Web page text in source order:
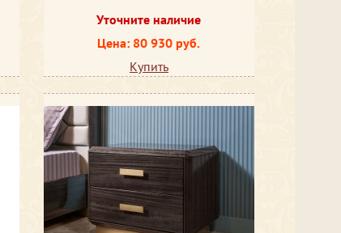
Уточните наличие
Цена: 80 930 руб.
Купить